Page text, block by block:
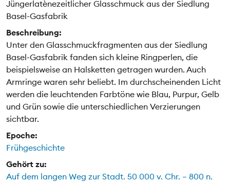
Jüngerlatènezeitlicher Glasschmuck aus der Siedlung
Basel-Gasfabrik
Beschreibung:
Unter den Glasschmuckfragmenten aus der Siedlung
Basel-Gasfabrik fanden sich kleine Ringperlen, die
beispielsweise an Halsketten getragen wurden. Auch
Armringe waren sehr beliebt. Im durchscheinenden Licht
werden die leuchtenden Farbtöne wie Blau, Purpur, Gelb
und Grün sowie die unterschiedlichen Verzierungen
sichtbar.
Epoche:
Frühgeschichte
Gehört zu:
Auf dem langen Weg zur Stadt. 50 000 v. Chr. – 800 n.